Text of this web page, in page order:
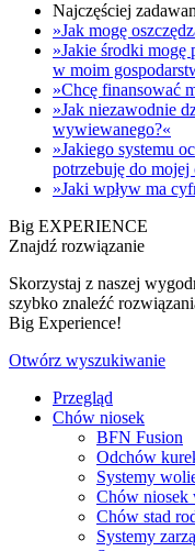
Najczęściej
»Jak mogę
»Jakie środki mogę
w moim
»Chcę finansować
»Jak niezawodnie
wywiewanego?«
»Jakiego systemu
potrzebuję do mojej
»Jaki wpływ ma
Big EXPERIENCE
Znajdź rozwiązanie
Skorzystaj z naszej
szybko znaleźć
Big Experience!
Otwórz wyszukiwanie
Przegląd
Chów niosek
BFN Fusion
Odchów
Systemy
Chów niosek
Chów stad
Systemy